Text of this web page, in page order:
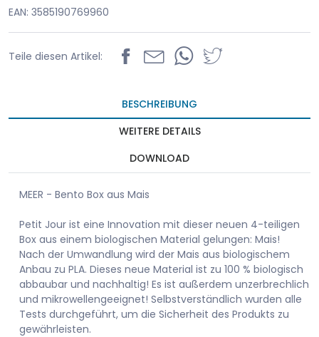
EAN: 3585190769960
Teile diesen Artikel:
BESCHREIBUNG
WEITERE DETAILS
DOWNLOAD
MEER - Bento Box aus Mais
Petit Jour ist eine Innovation mit dieser neuen 4-teiligen
Box aus einem biologischen Material gelungen: Mais!
Nach der Umwandlung wird der Mais aus biologischem
Anbau zu PLA. Dieses neue Material ist zu 100 % biologisch
abbaubar und nachhaltig! Es ist außerdem unzerbrechlich
und mikrowellengeeignet! Selbstverständlich wurden alle
Tests durchgeführt, um die Sicherheit des Produkts zu
gewährleisten.